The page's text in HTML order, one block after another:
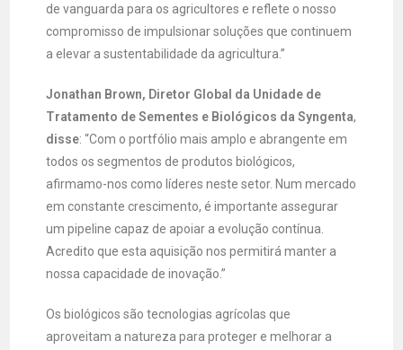
de vanguarda para os agricultores e reflete o nosso
compromisso de impulsionar soluções que continuem
a elevar a sustentabilidade da agricultura.”
Jonathan Brown, Diretor Global da Unidade de
Tratamento de Sementes e Biológicos da Syngenta,
disse: “Com o portfólio mais amplo e abrangente em
todos os segmentos de produtos biológicos,
afirmamo-nos como líderes neste setor. Num mercado
em constante crescimento, é importante assegurar
um pipeline capaz de apoiar a evolução contínua.
Acredito que esta aquisição nos permitirá manter a
nossa capacidade de inovação.”
Os biológicos são tecnologias agrícolas que
aproveitam a natureza para proteger e melhorar a